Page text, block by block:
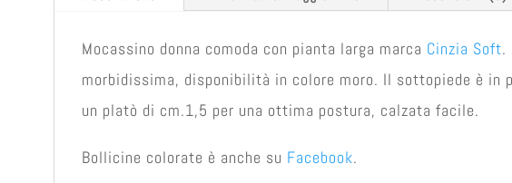
Mocassino donna comoda con pianta larga marca Cinzia Soft.
morbidissima, disponibilità in colore moro. Il sottopiede è in
un platò di cm.1,5 per una ottima postura, calzata facile.
Bollicine colorate è anche su Facebook.